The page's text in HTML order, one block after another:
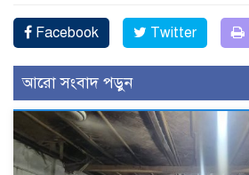
Facebook Twitter
আরো সংবাদ পড়ুন